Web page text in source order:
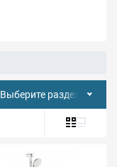
Выберите раздел